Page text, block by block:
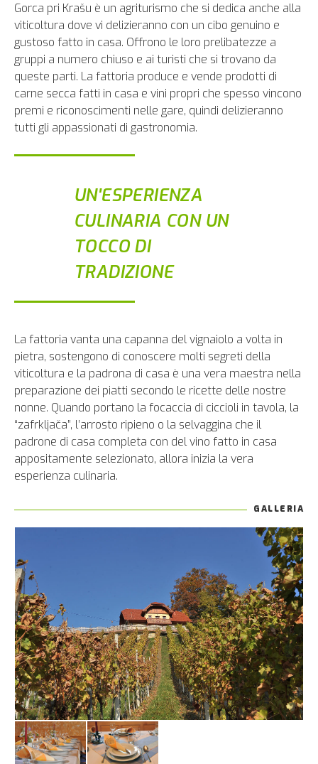
Gorca pri Krašu è un agriturismo che si dedica anche alla
viticoltura dove vi delizieranno con un cibo genuino e
gustoso fatto in casa. Offrono le loro prelibatezze a
gruppi a numero chiuso e ai turisti che si trovano da
queste parti. La fattoria produce e vende prodotti di
carne secca fatti in casa e vini propri che spesso vincono
premi e riconoscimenti nelle gare, quindi delizieranno
tutti gli appassionati di gastronomia.
UN'ESPERIENZA
CULINARIA CON UN
TOCCO DI
TRADIZIONE
La fattoria vanta una capanna del vignaiolo a volta in
pietra, sostengono di conoscere molti segreti della
viticoltura e la padrona di casa è una vera maestra nella
preparazione dei piatti secondo le ricette delle nostre
nonne. Quando portano la focaccia di ciccioli in tavola, la
“zafrkljača”, l’arrosto ripieno o la selvaggina che il
padrone di casa completa con del vino fatto in casa
appositamente selezionato, allora inizia la vera
esperienza culinaria.
GALLERIA